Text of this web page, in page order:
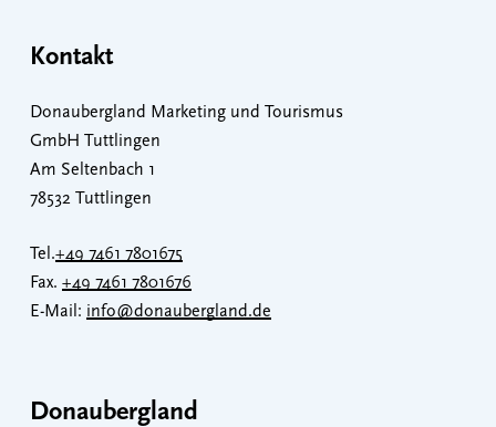
Kontakt
Donaubergland Marketing und Tourismus
GmbH Tuttlingen
Am Seltenbach 1
78532 Tuttlingen
Tel.+49 7461 7801675
Fax. +49 7461 7801676
E-Mail: info@donaubergland.de
Donaubergland